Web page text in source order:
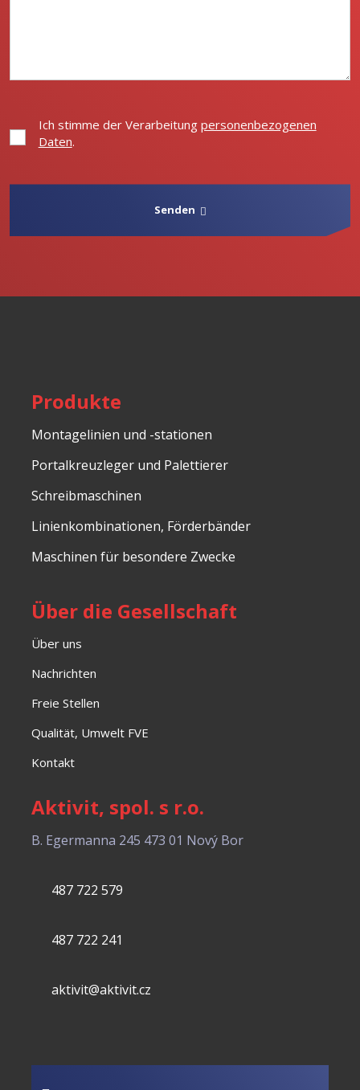
Verarbeitungpersonenbezogenen
Ich stimme der Verarbeitung personenbezogenen
Daten.
Senden
konnte
Produkte
Montagelinien und -stationen
Portalkreuzleger und Palettierer
Schreibmaschinen
Linienkombinationen, Förderbänder
Maschinen für besondere Zwecke
Über die Gesellschaft
Über uns
Nachrichten
Freie Stellen
Qualität, Umwelt FVE
Kontakt
Aktivit, spol. s r.o.
B. Egermanna 245 473 01 Nový Bor
487 722 579
487 722 241
aktivit@aktivit.cz